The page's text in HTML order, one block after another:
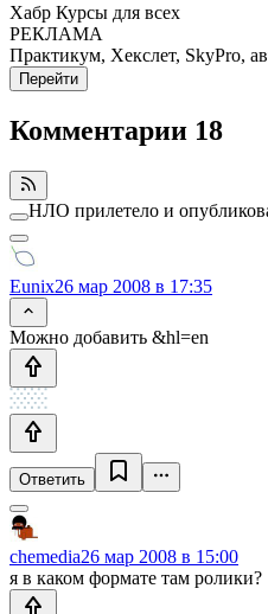
Хабр Курсы для всех
РЕКЛАМА
Практикум, Хекслет, SkyPro,
Перейти
Комментарии 18
НЛО прилетело и
Eunix26 мар 2008 в 17:35
Можно добавить &hl=en
Ответить
chemedia26 мар 2008 в 15:00
я в каком формате там ролики?